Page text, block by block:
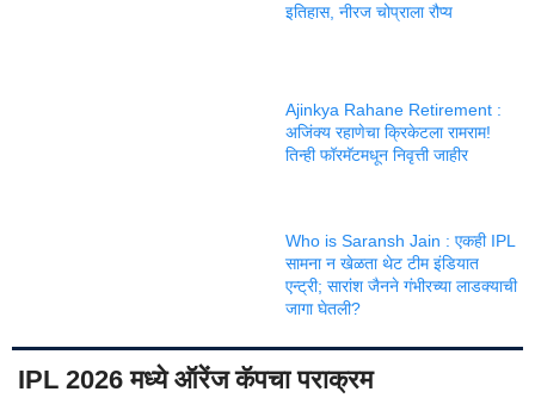
इतिहास, नीरज चोप्राला रौप्य
Ajinkya Rahane Retirement :
अजिंक्य रहाणेचा क्रिकेटला रामराम!
तिन्ही फॉरमॅटमधून निवृत्ती जाहीर
Who is Saransh Jain : एकही IPL
सामना न खेळता थेट टीम इंडियात
एन्ट्री; सारांश जैनने गंभीरच्या लाडक्याची
जागा घेतली?
IPL 2026 मध्ये ऑरेंज कॅपचा पराक्रम